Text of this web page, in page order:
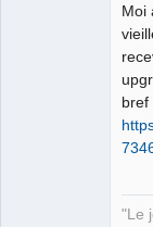
Moi
bref
"Le